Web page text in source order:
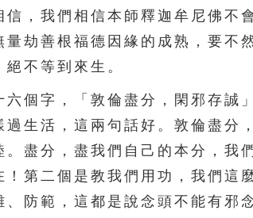
191
201
206
211
，我們相信本師釋迦牟尼佛不
劫善根福德因緣的成熟，要不
不等到來生。
個字，「敦倫盡分，閑邪存誠
生活，這兩句話好。敦倫盡分
盡分，盡我們自己的本分，我
第二個是教我們用功，我們這
防範，這都是說念頭不能有邪